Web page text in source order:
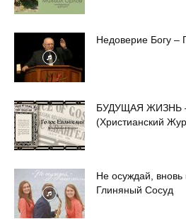
Недоверие Богу
БУДУЩАЯ ЖИЗНЬ –
(Христианский
Не осуждай, вновь
Глиняный Сосуд